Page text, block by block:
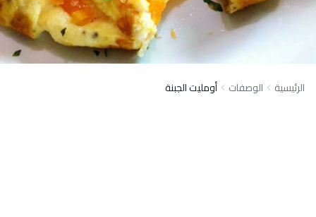
الرئيسية الوصفات أومليت الجبنة